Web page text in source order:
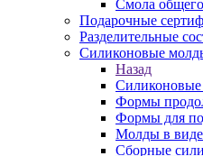
Смола
Подарочные
Разделительные
Силиконовые
Назад
Формы
Формы для
Молды в виде
Сборные